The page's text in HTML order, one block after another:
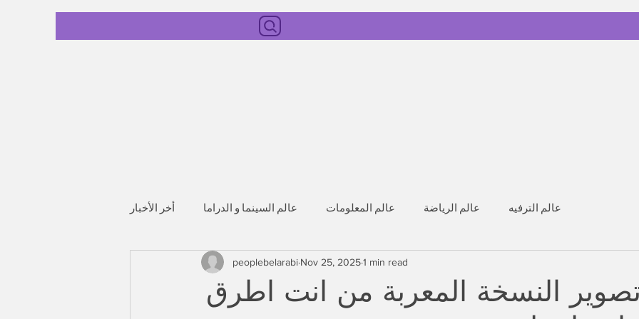
أخر الأخبار عالم السينما و الدراما عالم المعلومات عالم الرياضة عالم الترفيه
تصوير النسخة المعربة من انت اطرق
peoplebelarabi Nov 25, 20251 min read